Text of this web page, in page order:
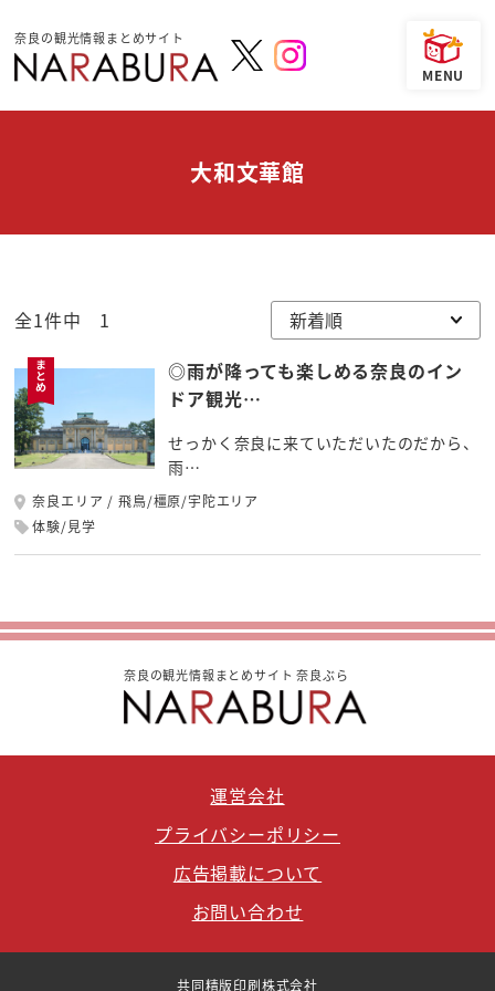
奈良の観光情報まとめサイト
大和文華館
全1件中 1
◎雨が降っても楽しめる奈良のイン
ドア観光…
せっかく奈良に来ていただいたのだから、
雨…
奈良エリア
飛鳥/橿原/宇陀エリア
体験/見学
奈良の観光情報まとめサイト 奈良ぶら
運営会社
プライバシーポリシー
広告掲載について
お問い合わせ
共同精版印刷株式会社